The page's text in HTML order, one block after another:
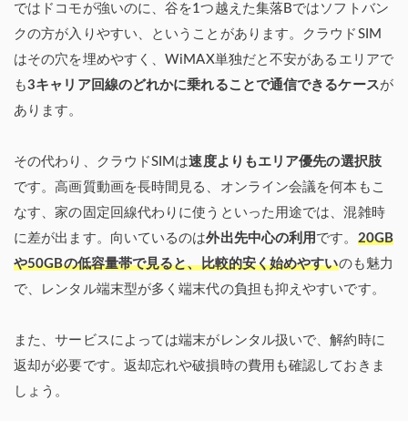
ではドコモが強いのに、谷を1つ越えた集落Bではソフトバン
クの方が入りやすい、ということがあります。クラウドSIM
はその穴を埋めやすく、WiMAX単独だと不安があるエリアで
も3キャリア回線のどれかに乗れることで通信できるケースが
あります。
その代わり、クラウドSIMは速度よりもエリア優先の選択肢
です。高画質動画を長時間見る、オンライン会議を何本もこ
なす、家の固定回線代わりに使うといった用途では、混雑時
に差が出ます。向いているのは外出先中心の利用 です。 20GB
や50GBの低容量帯で見ると、比較的安く始めやすいのも魅力
で、レンタル端末型が多く端末代の負担も抑えやすいです。
また、サービスによっては端末がレンタル扱いで、解約時に
返却が必要です。返却忘れや破損時の費用も確認しておきま
しょう。